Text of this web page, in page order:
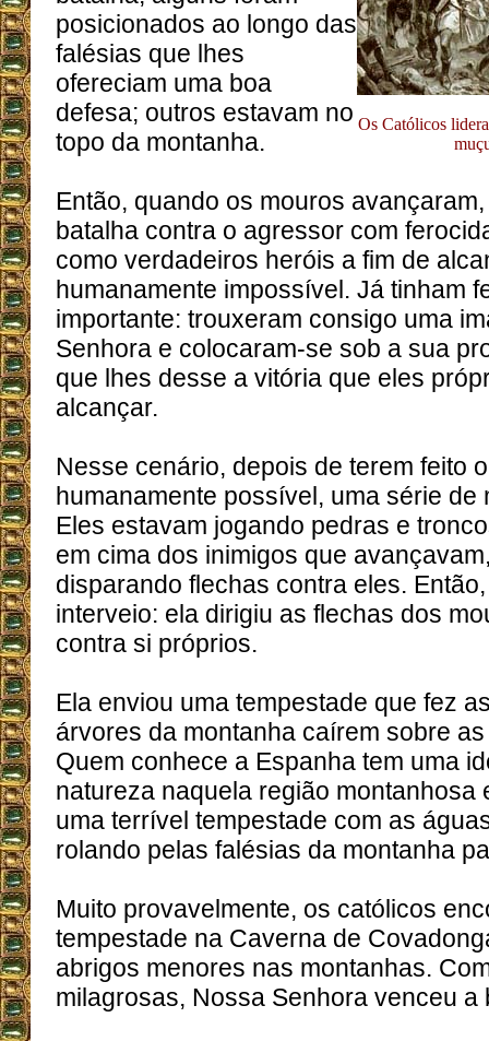
Os Católicos
posicionados ao longo das
falésias que lhes
ofereciam uma boa
defesa; outros estavam no
topo da montanha.
Então, quando os mouros
batalha contra o agressor com
como verdadeiros heróis a fim de
humanamente impossível. Já tinham
importante: trouxeram consigo uma
Senhora e colocaram-se sob a sua
que lhes desse a vitória que eles
alcançar.
Nesse cenário, depois de terem feito
humanamente possível, uma série de
Eles estavam jogando pedras e
em cima dos inimigos que
disparando flechas contra eles.
interveio: ela dirigiu as flechas dos
contra si próprios.
Ela enviou uma tempestade que fez
árvores da montanha caírem sobre
Quem conhece a Espanha tem uma
natureza naquela região montanhosa
uma terrível tempestade com as
rolando pelas falésias da montanha
Muito provavelmente, os católicos
tempestade na Caverna de
abrigos menores nas montanhas.
milagrosas, Nossa Senhora venceu a